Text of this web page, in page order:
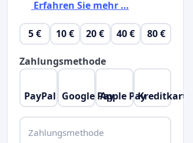
Erfahren Sie mehr …
5 € 10 € 20 € 40 € 80 €
Zahlungsmethode
PayPal Google PayApple PayKreditkarte
Zahlungsmethode